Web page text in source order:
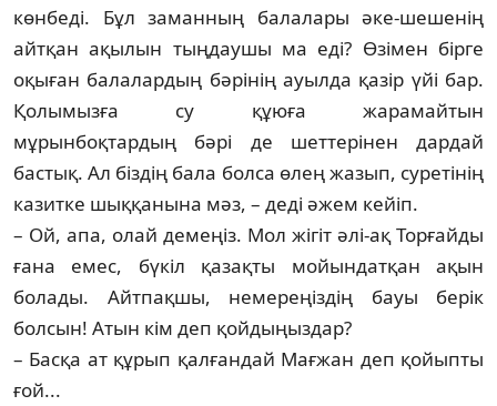
көнбеді. Бұл заманның балалары әке-шешенің
айтқан ақылын тыңдаушы ма еді? Өзімен бірге
оқыған балалардың бәрінің ауылда қазір үйі бар.
Қолымызға су құюға жарамайтын
мұрынбоқтардың бәрі де шеттерінен дардай
бастық. Ал біздің бала болса өлең жазып, суретінің
казитке шыққанына мәз, – деді әжем кейіп.
– Ой, апа, олай демеңіз. Мол жігіт әлі-ақ Торғайды
ғана емес, бүкіл қазақты мойын­датқан ақын
болады. Айтпақшы, немереңіз­дің бауы берік
болсын! Атын кім деп қойдыңыздар?
– Басқа ат құрып қалғандай Мағжан деп қойыпты
ғой...